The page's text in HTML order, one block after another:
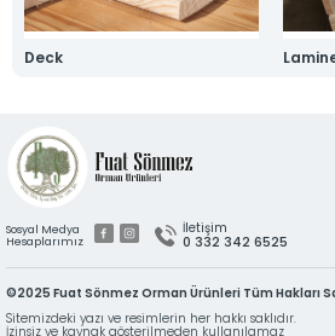
Deck
Sosyal Medya
Hesaplarımız
İletişim
0 332 342 6525
©2025 Fuat Sönmez Orman Ürünleri Tüm Hakları
Sitemizdeki yazı ve resimlerin her hakkı saklıdır.
İzinsiz ve kaynak gösterilmeden kullanılamaz